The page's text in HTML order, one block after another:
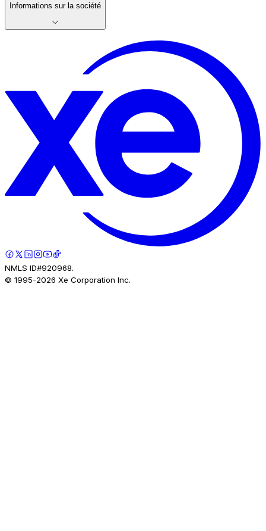
Informations sur la société
NMLS ID#920968.
© 1995-2026 Xe Corporation Inc.